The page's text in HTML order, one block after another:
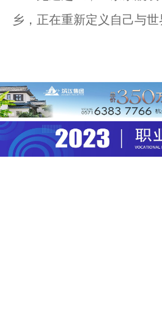
乡，正在重新定义自己与世